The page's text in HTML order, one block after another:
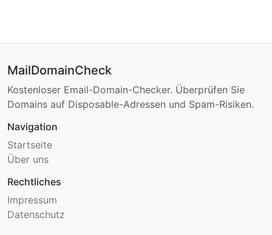
MailDomainCheck
Kostenloser Email-Domain-Checker. Überprüfen Sie
Domains auf Disposable-Adressen und Spam-Risiken.
Navigation
Startseite
Über uns
Rechtliches
Impressum
Datenschutz